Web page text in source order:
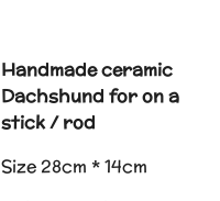
Handmade ceramic
Dachshund for on a
stick / rod
Size 28cm * 14cm